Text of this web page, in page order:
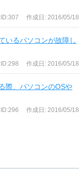
ID:307 作成日: 2016/05/18
いるパソコンが故障し
ID:298 作成日: 2016/05/18
際、パソコンのOSや
ID:296 作成日: 2016/05/18